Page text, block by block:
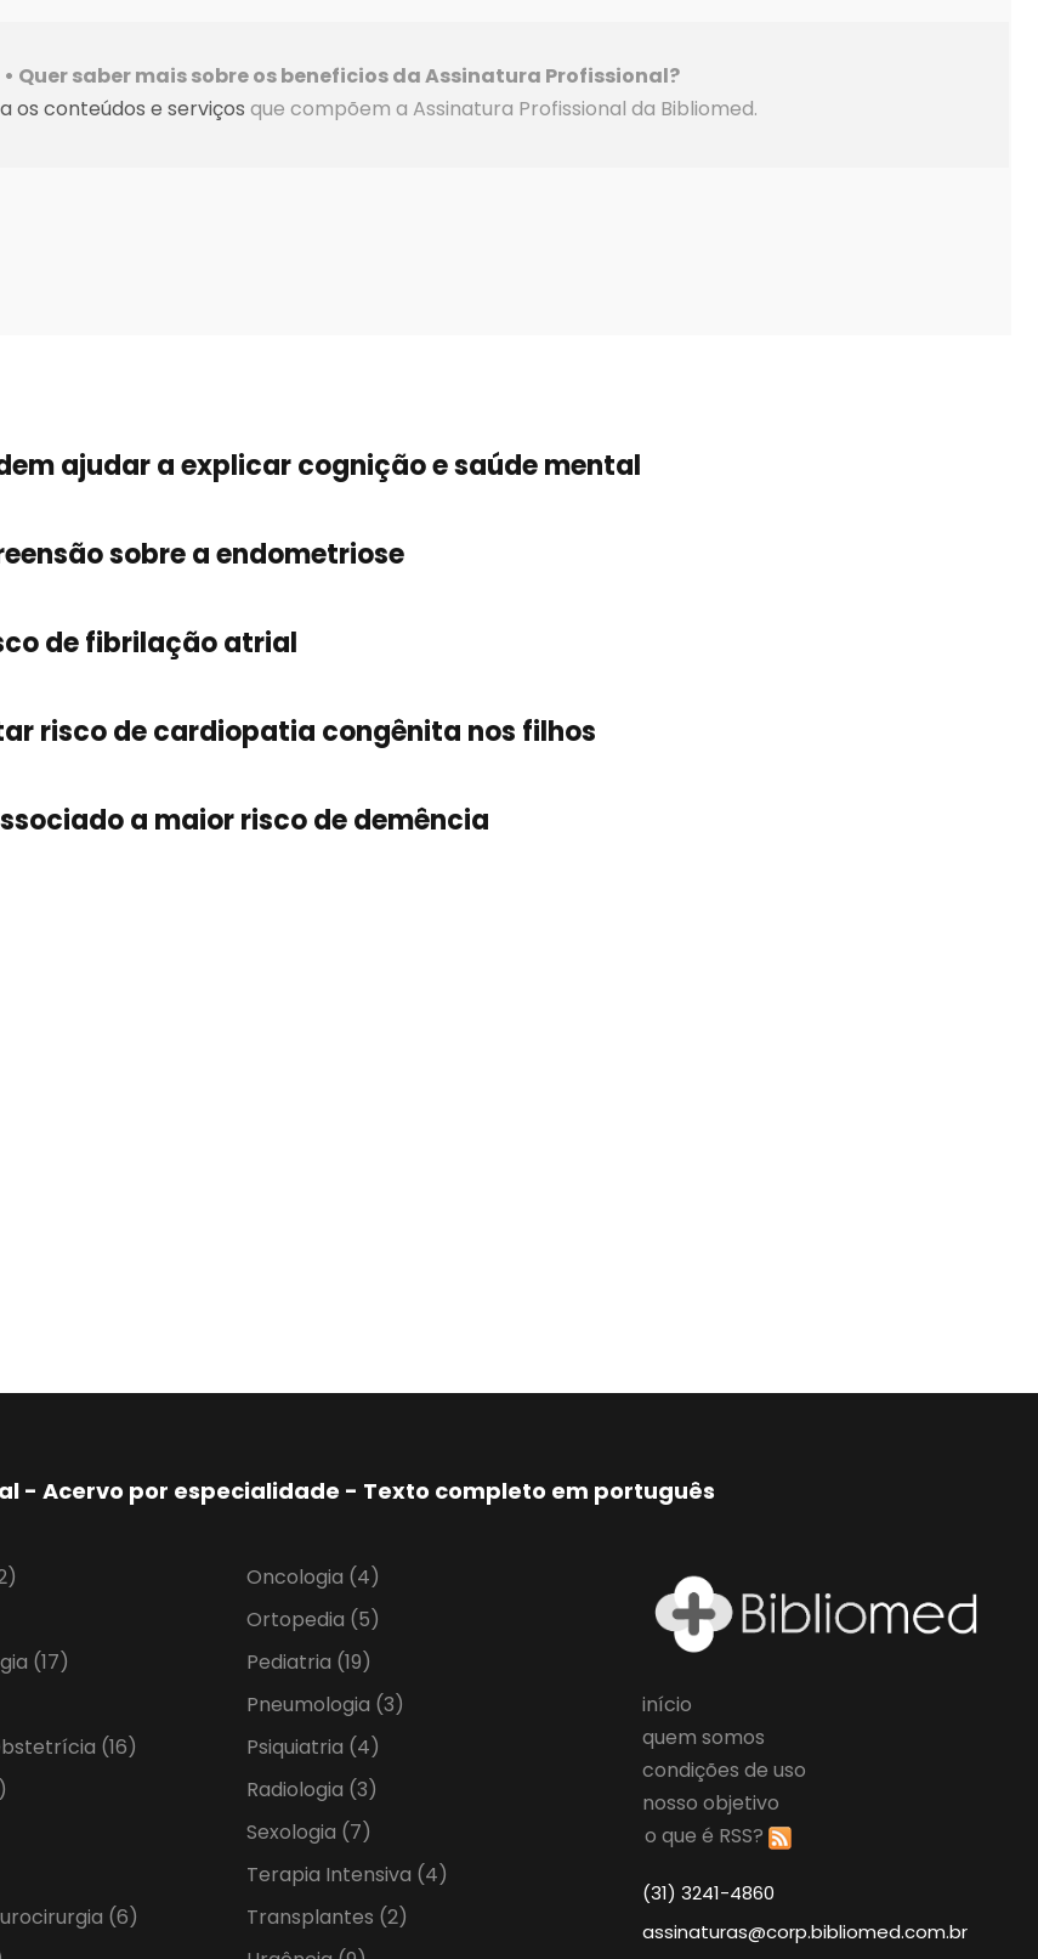
• Quer saber mais sobre os beneficios da Assinatura Profissional?
os conteúdos e serviços que compõem a Assinatura Profissional da Bibliomed.
ajudar a explicar cognição e saúde mental
sobre a endometriose
de fibrilação atrial
risco de cardiopatia congênita nos filhos
a maior risco de demência
- Acervo por especialidade - Texto completo em português
(17)
(16)
(6)
Oncologia (4)
Ortopedia (5)
Pediatria (19)
Pneumologia (3)
Psiquiatria (4)
Radiologia (3)
Sexologia (7)
Terapia Intensiva (4)
Transplantes (2)
início
quem somos
condições de uso
nosso objetivo
o que é RSS?
(31) 3241-4860
assinaturas@corp.bibliomed.com.br